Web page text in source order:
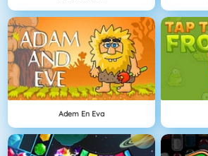
Adem En Eva